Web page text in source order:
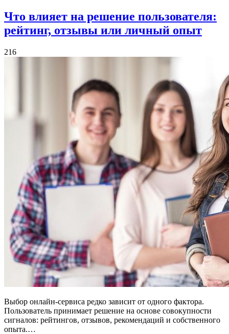
Что влияет на решение пользователя:
рейтинг, отзывы или личный опыт
216
Выбор онлайн-сервиса редко зависит от одного фактора.
Пользователь принимает решение на основе совокупности
сигналов: рейтингов, отзывов, рекомендаций и собственного
опыта.…